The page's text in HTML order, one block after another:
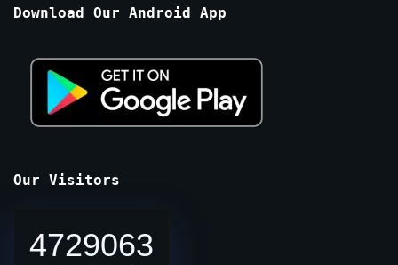
Download Our Android App
Our Visitors
4729063